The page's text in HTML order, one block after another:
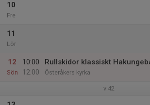
10
Fre
11
Lör
12
Sön
10:00
12:00
Rullskidor klassiskt
Österåkers kyrka
v.42